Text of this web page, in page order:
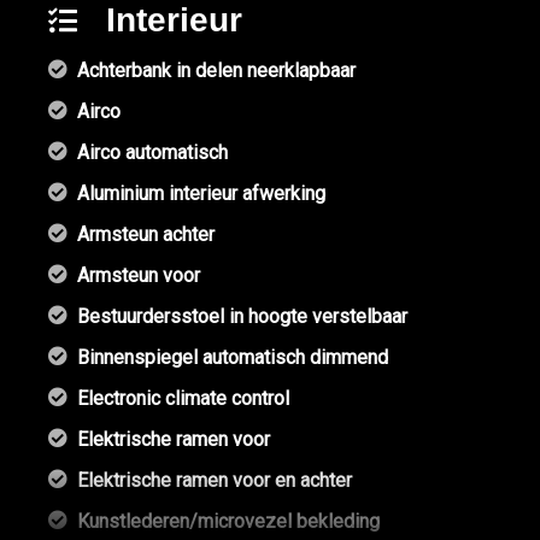
Interieur
Achterbank in delen neerklapbaar
Airco
Airco automatisch
Aluminium interieur afwerking
Armsteun achter
Armsteun voor
Bestuurdersstoel in hoogte verstelbaar
Binnenspiegel automatisch dimmend
Electronic climate control
Elektrische ramen voor
Elektrische ramen voor en achter
Kunstlederen/microvezel bekleding